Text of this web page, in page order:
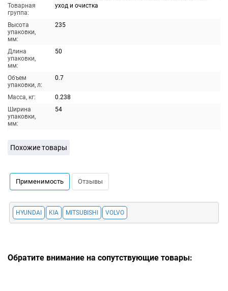
Товарная
группа:
уход и очистка
Высота
упаковки,
мм:
235
Длина
упаковки,
мм:
50
Объем
упаковки, л:
0.7
Масса, кг:
0.238
Ширина
упаковки,
мм:
54
Похожие товары
Применимость Отзывы
HYUNDAI KIA MITSUBISHI VOLVO
Обратите внимание на сопутствующие товары: